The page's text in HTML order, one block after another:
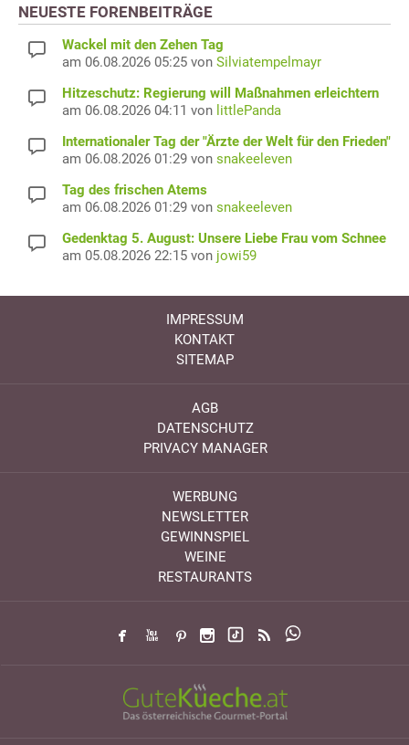
NEUESTE FORENBEITRÄGE
Wackel mit den Zehen Tag
am 06.08.2026 05:25 von Silviatempelmayr
Hitzeschutz: Regierung will Maßnahmen erleichtern
am 06.08.2026 04:11 von littlePanda
Internationaler Tag der "Ärzte der Welt für den Frieden"
am 06.08.2026 01:29 von snakeeleven
Tag des frischen Atems
am 06.08.2026 01:29 von snakeeleven
Gedenktag 5. August: Unsere Liebe Frau vom Schnee
am 05.08.2026 22:15 von jowi59
IMPRESSUM
KONTAKT
SITEMAP
AGB
DATENSCHUTZ
PRIVACY MANAGER
WERBUNG
NEWSLETTER
GEWINNSPIEL
WEINE
RESTAURANTS